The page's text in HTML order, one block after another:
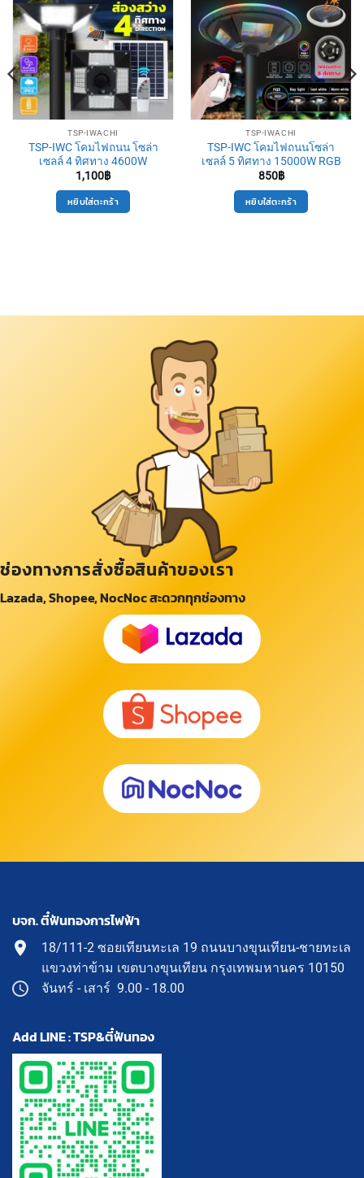
TSP-IWACHI
TSP-IWC โคมไฟถนน โซล่า
เซลล์ 4 ทิศทาง 4600W
1,100฿
หยิบใส่ตะกร้า
TSP-IWACHI
TSP-IWC โคมไฟถนนโซล่า
เซลล์ 5 ทิศทาง 15000W RGB
850฿
หยิบใส่ตะกร้า
ช่องทางการสั่งซื้อสินค้าของเรา
Lazada, Shopee, NocNoc สะดวกทุกช่องทาง
บจก. ตี๋ฟันทองการไฟฟ้า
18/111-2 ซอยเทียนทะเล 19 ถนนบางขุนเทียน-ชายทะเล
แขวงท่าข้าม เขตบางขุนเทียน กรุงเทพมหานคร 10150
จันทร์ - เสาร์ 9.00 - 18.00
Add LINE : TSP&ตี๋ฟันทอง